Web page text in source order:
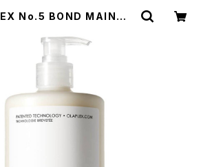
No.5 BOND MAINTE
TOKYO ONLINE STORE